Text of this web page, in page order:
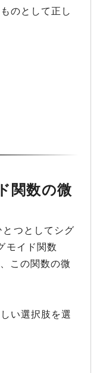
のとして正し
& 3 \cr4 &
関数の微
つとしてシグ
モイド関数
この関数の微
い選択肢を選